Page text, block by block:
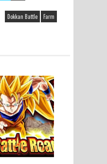
Dokkan Battle
Farm